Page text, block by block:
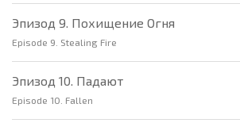
Эпизод 9. Похищение Огня
Episode 9. Stealing Fire
Эпизод 10. Падают
Episode 10. Fallen